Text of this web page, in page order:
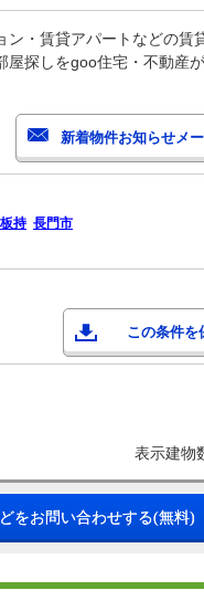
・賃貸アパートなどの賃
探しをgoo住宅・不動産
板持 長門市
この条件を
表示建物
をお問い合わせする(無料)